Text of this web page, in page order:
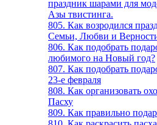
праздник шарами для
Азы твистинга.
805. Как возродился
Семьи, Любви и
806. Как подобрать
любимого на Новый год?
807. Как подобрать
23-е февраля
808. Как организовать
Пасху
809. Как правильно